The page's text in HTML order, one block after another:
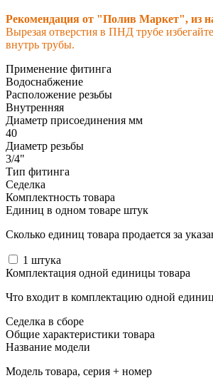
Рекомендация от "Полив Маркет", из
Вырезая отверстия в ПНД трубе
внутрь трубы.
Применение фитинга
Водоснабжение
Расположение резьбы
Внутренняя
Диаметр присоединения мм
40
Диаметр резьбы
3/4"
Тип фитинга
Седелка
Комплектность товара
Единиц в одном товаре штук
Сколько единиц товара продается за
1 штука
Комплектация одной единицы товара
Что входит в комплектацию одной
Седелка в сборе
Общие характеристики товара
Название модели
Модель товара, серия + номер